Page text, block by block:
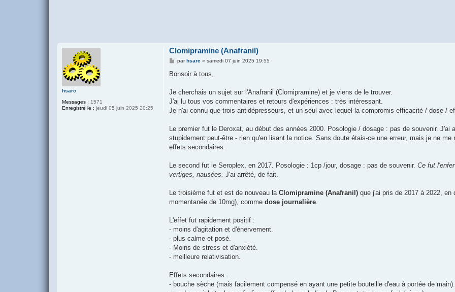
hsarc
Messages : 1571
Enregistré le : jeudi 05 juin 2025 20:25
Clomipramine (Anafranil)
M
s
g
parhsarc » samedi 07 juin 2025 19:55
Bonsoir à tous,
Je cherchais un sujet sur l'Anafranil (Clomipramine) et je viens de le trouver.
J'ai lu tous vos commentaires et retours d'expériences : très intéressant.
Je n'ai connu que trois antidépresseurs, et un seul avec lequel la compromis efficacité / dose /
Le premier fut le Deroxat, au début des années 2000. Posologie / dosage : pas de souvenir. J'ai
stupidement peut-être - rien qu'en lisant la notice. Sans doute étais-ce une erreur, mais je ne
effets secondaires.
Le second fut le Seroplex, en 2017. Posologie : 1cp /jour, dosage : pas de souvenir. Ce fut
vertiges, nausées. J'ai arrêté, de fait.
Le troisième fut et est de nouveau la Clomipramine (Anafranil) que j'ai pris de 2017 à 2022,
momentanée de 10mg), comme dose journalière
L'effet fut rapidement positif :
- moins d'agitation et d'énervement.
- plus calme et posé.
- Moins de stress et d'anxiété.
- meilleure relativisation.
Effets secondaires :
- bouche sèche (mais facilement compensé en ayant une petite bouteille d'eau à portée de main).